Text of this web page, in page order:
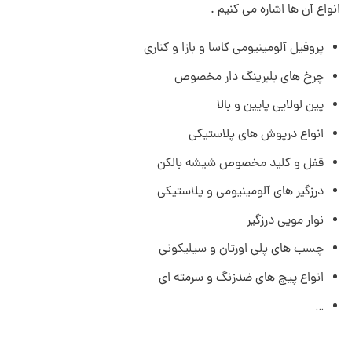
انواع آن ها اشاره می کنیم .
پروفیل آلومینیومی کاسا و بازا و کناری
چرخ های بلبرینگ دار مخصوص
پین لولایی پایین و بالا
انواع درپوش های پلاستیکی
قفل و کلید مخصوص شیشه بالکن
درزگیر های آلومینیومی و پلاستیکی
نوار مویی درزگیر
چسب های پلی اورتان و سیلیکونی
انواع پیچ های ضدزنگ و سرمته ای
…